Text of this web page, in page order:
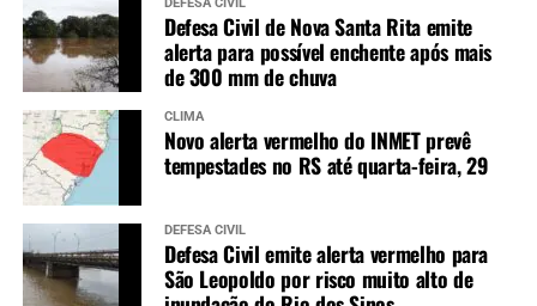
Defesa Civil de Nova Santa Rita emite
alerta para possível enchente após mais
de 300 mm de chuva
CLIMA
Novo alerta vermelho do INMET prevê
tempestades no RS até quarta-feira, 29
DEFESA CIVIL
Defesa Civil emite alerta vermelho para
São Leopoldo por risco muito alto de